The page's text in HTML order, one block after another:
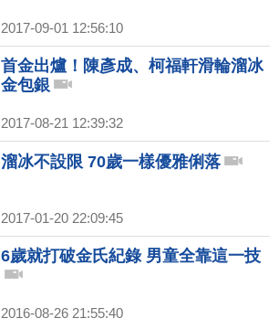
2017-09-01 12:56:10
首金出爐！陳彥成、柯福軒滑輪溜冰
金包銀
2017-08-21 12:39:32
溜冰不設限 70歲一樣優雅俐落
2017-01-20 22:09:45
6歲就打破金氏紀錄 男童全靠這一技
2016-08-26 21:55:40